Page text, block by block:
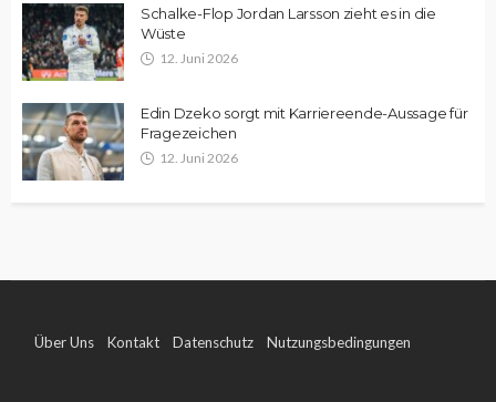
Schalke-Flop Jordan Larsson zieht es in die
Wüste
12. Juni 2026
Edin Dzeko sorgt mit Karriereende-Aussage für
Fragezeichen
12. Juni 2026
Über Uns Kontakt Datenschutz Nutzungsbedingungen